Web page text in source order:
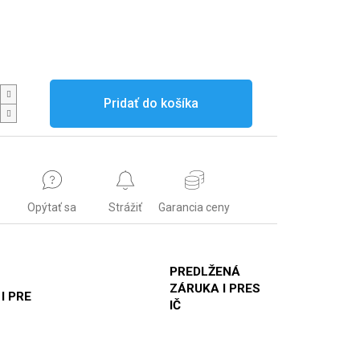
Pridať do košíka
Opýtať sa Strážiť Garancia ceny
PRE
PREDLŽENÁ
ZÁRUKA I PRES
IČ